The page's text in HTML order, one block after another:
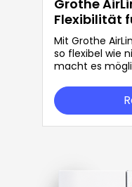
Grothe
Flexibilität
Anlage
Mit Grothe
so flexibel wie
macht es
zu kombinieren
individuellen